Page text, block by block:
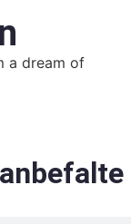
a dream of